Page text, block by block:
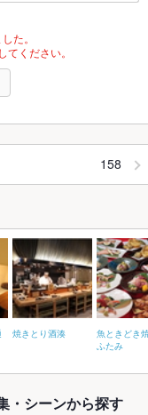
た。
ください。
158
焼きとり酒湊
魚ときどき
ふたみ
・シーンから探す